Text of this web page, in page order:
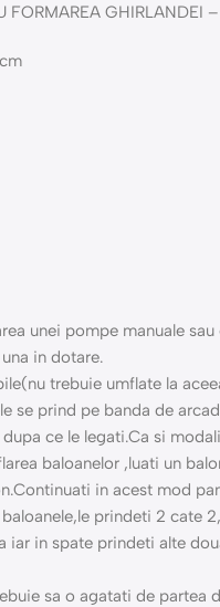
FORMAREA GHIRLANDEI
unei pompe manuale
in dotare.
trebuie umflate la
se prind pe banda de
ce le legati.Ca si
baloanelor ,luati un
in acest mod
prindeti 2 cate
in spate prindeti alte
sa o agatati de partea